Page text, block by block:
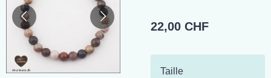
22,00 CHF
Taille